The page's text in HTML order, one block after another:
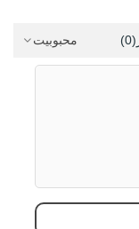
(0) محبوبیت